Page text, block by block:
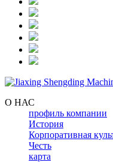
О НАС
профиль компании
История
Корпоративная
Честь
карта